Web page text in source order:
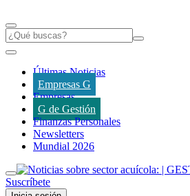
Últimas Noticias
Empresas G
Empresas
G de Gestión
Finanzas Personales
Newsletters
Mundial 2026
Suscríbete